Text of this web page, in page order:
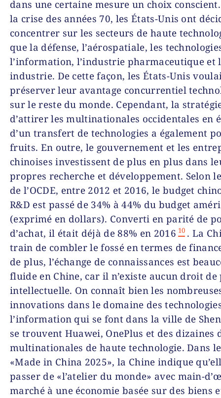
dans une certaine mesure un choix
la crise des années 70, les États-Unis ont
concentrer sur les secteurs de haute
que la défense, l’aérospatiale, les
l’information, l’industrie pharmaceutique et
industrie. De cette façon, les États-Unis
préserver leur avantage concurrentiel
sur le reste du monde. Cependant, la
d’attirer les multinationales occidentales en
d’un transfert de technologies a également
fruits. En outre, le gouvernement et les
chinoises investissent de plus en plus dans
propres recherche et développement. Selon
de l’OCDE, entre 2012 et 2016, le budget
R&D est passé de 34% à 44% du budget
(exprimé en dollars). Converti en parité de
d’achat, il était déjà de 88% en 2016 10 . La
train de combler le fossé en termes de
de plus, l’échange de connaissances est
fluide en Chine, car il n’existe aucun droit
intellectuelle. On connaît bien les
innovations dans le domaine des
l’information qui se font dans la ville de
se trouvent Huawei, OnePlus et des dizaines
multinationales de haute technologie. Dans
«Made in China 2025», la Chine indique
passer de «l’atelier du monde» avec main-
marché à une économie basée sur des biens